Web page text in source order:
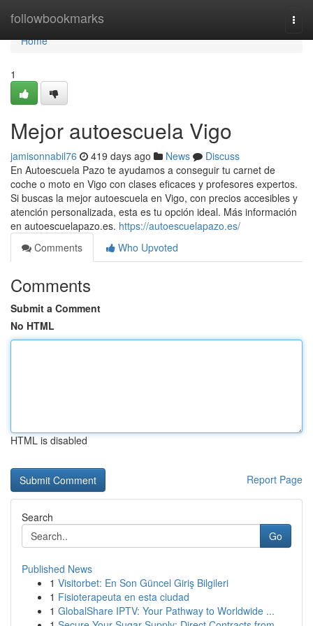
followbookmarks
Home
Home
1
Mejor autoescuela Vigo
jamisonnabil76 419 days ago News
Discuss
En Autoescuela Pazo te ayudamos a conseguir tu carnet de
coche o moto en Vigo con clases eficaces y profesores expertos.
Si buscas la mejor autoescuela en Vigo, con precios accesibles y
atención personalizada, esta es tu opción ideal. Más información
en autoescuelapazo.es. https://autoescuelapazo.es/
Comments
Who Upvoted
Comments
Submit a Comment
No HTML
HTML is disabled
Report Page
Search
Go
Published News
1 Visitorbet: En Son Güncel Giriş Bilgileri
1 Fisioterapeuta en esta ciudad
1 GlobalShare IPTV: Your Pathway to Worldwide ...